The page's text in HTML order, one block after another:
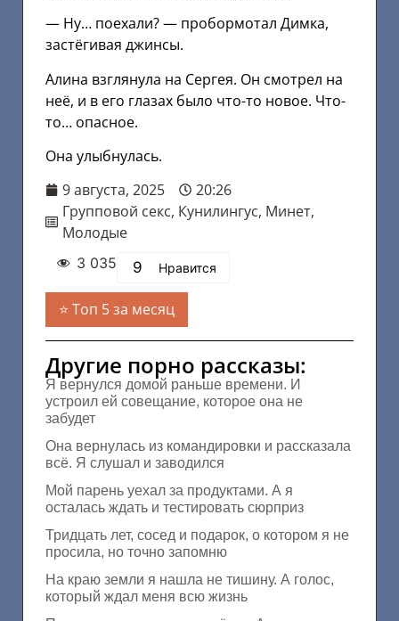
— Ну… поехали? — пробормотал Димка,
застёгивая джинсы.
Алина взглянула на Сергея. Он смотрел на
неё, и в его глазах было что-то новое. Что-
то… опасное.
Она улыбнулась.
9 августа, 2025
20:26
Групповой секс, Кунилингус, Минет,
Молодые
3 035 9 Нравится
Топ 5 за месяц
Другие порно рассказы:
Я вернулся домой раньше времени. И
устроил ей совещание, которое она не
забудет
Она вернулась из командировки и рассказала
всё. Я слушал и заводился
Мой парень уехал за продуктами. А я
осталась ждать и тестировать сюрприз
Тридцать лет, сосед и подарок, о котором я не
просила, но точно запомню
На краю земли я нашла не тишину. А голос,
который ждал меня всю жизнь